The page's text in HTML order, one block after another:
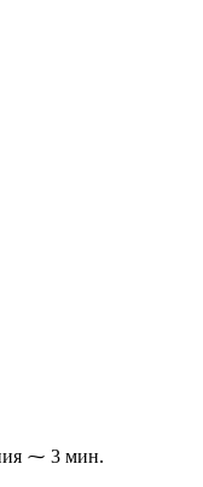
⁓ 3 мин.